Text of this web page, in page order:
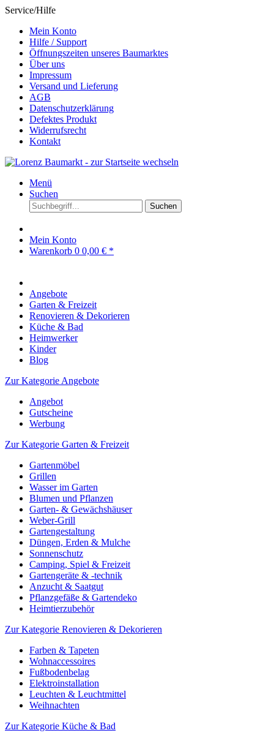
Service/Hilfe
Mein Konto
Hilfe / Support
Öffnungszeiten unseres Baumarktes
Über uns
Impressum
Versand und Lieferung
AGB
Datenschutzerklärung
Defektes Produkt
Widerrufsrecht
Kontakt
Menü
Suchen
Suchen
Mein Konto
Warenkorb 0 0,00 € *
Angebote
Garten & Freizeit
Renovieren & Dekorieren
Küche & Bad
Heimwerker
Kinder
Blog
Zur Kategorie Angebote
Angebot
Gutscheine
Werbung
Zur Kategorie Garten & Freizeit
Gartenmöbel
Grillen
Wasser im Garten
Blumen und Pflanzen
Garten- & Gewächshäuser
Weber-Grill
Gartengestaltung
Düngen, Erden & Mulche
Sonnenschutz
Camping, Spiel & Freizeit
Gartengeräte & -technik
Anzucht & Saatgut
Pflanzgefäße & Gartendeko
Heimtierzubehör
Zur Kategorie Renovieren & Dekorieren
Farben & Tapeten
Wohnaccessoires
Fußbodenbelag
Elektroinstallation
Leuchten & Leuchtmittel
Weihnachten
Zur Kategorie Küche & Bad